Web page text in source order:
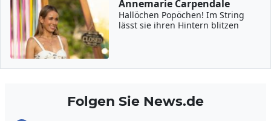
Annemarie Carpendale
Hallöchen Popöchen! Im String
lässt sie ihren Hintern blitzen
Folgen Sie News.de